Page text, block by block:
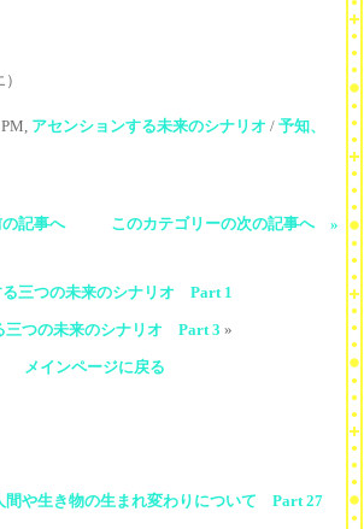
アセンションする未来のシナリオ / 予知、
記事へ このカテゴリーの次の記事へ »
る三つの未来のシナリオ Part 1
三つの未来のシナリオ Part 3 »
メインページに戻る
間や生き物の生まれ変わりについて Part 27